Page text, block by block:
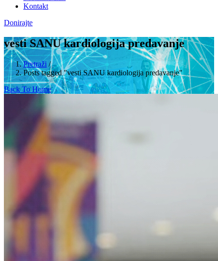
Kontakt
Donirajte
vesti SANU kardiologija predavanje
Pretraži /
Posts tagged "vesti SANU kardiologija predavanje"
Back To Home